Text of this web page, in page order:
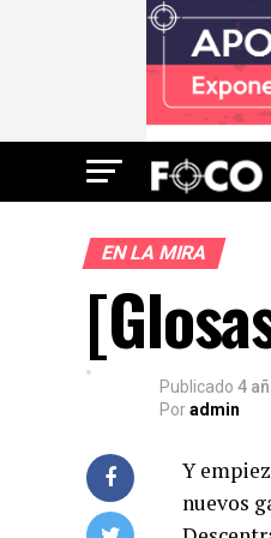
EN LA MIRA
Publicado 4
Poradmin
Y
nuevos